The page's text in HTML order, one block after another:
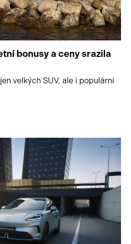
bonusy a ceny srazila
velkých SUV, ale i populární